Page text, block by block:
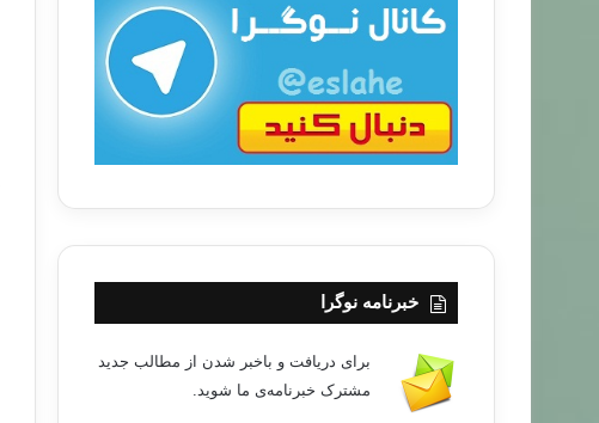
خبرنامه نوگرا
برای دریافت و باخبر شدن از مطالب جدید
مشترک خبرنامه‌ی ما شوید.